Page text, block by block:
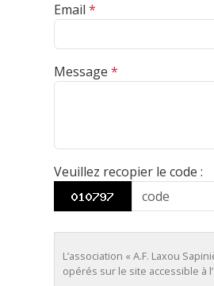
Email *
Message *
Veuillez recopier le code :
L’association « A.F. Laxou
opérés sur le site accessible à